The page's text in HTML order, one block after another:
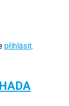
přihlásit.